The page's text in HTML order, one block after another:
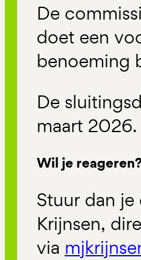
De
doet een
benoeming
De
maart 2026.
Wil je
Stuur dan
Krijnsen,
via